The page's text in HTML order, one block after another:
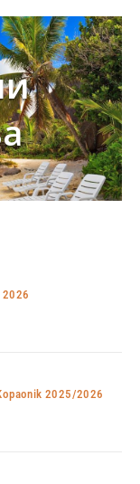
2026
2025/2026